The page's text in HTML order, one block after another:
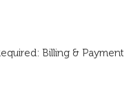
Billing & Payment